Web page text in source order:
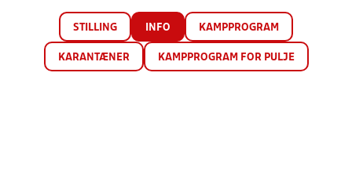
STILLING INFO KAMPPROGRAM
KARANTÆNER KAMPPROGRAM FOR PULJE